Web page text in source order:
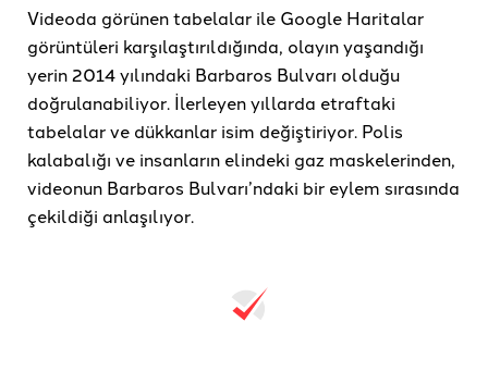
Videoda görünen tabelalar ile Google Haritalar
görüntüleri karşılaştırıldığında, olayın yaşandığı
yerin 2014 yılındaki Barbaros Bulvarı olduğu
doğrulanabiliyor. İlerleyen yıllarda etraftaki
tabelalar ve dükkanlar isim değiştiriyor. Polis
kalabalığı ve insanların elindeki gaz maskelerinden,
videonun Barbaros Bulvarı’ndaki bir eylem sırasında
çekildiği anlaşılıyor.